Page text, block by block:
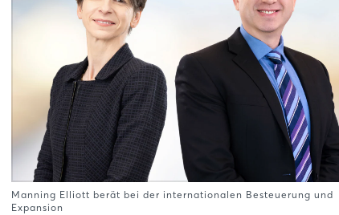
Manning Elliott berät bei der internationalen Besteuerung und
Expansion
Login